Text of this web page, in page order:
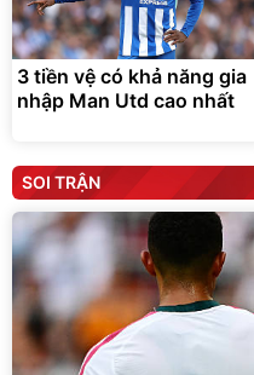
3 tiền vệ có khả năng gia
nhập Man Utd cao nhất
SOI TRẬN